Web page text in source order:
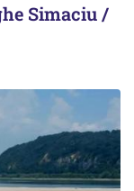
Simaciu /